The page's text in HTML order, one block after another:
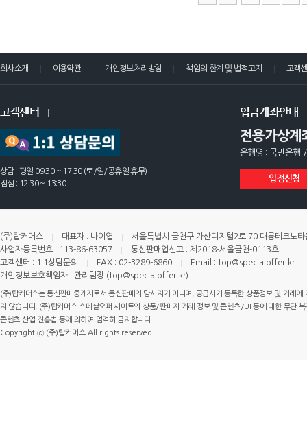
회사소개 이용약관 개인정보처리방침 책임의 한계 및 법적고지 고객
고객센터
상담 : 평일 09:30 ~ 17:30 (토/일/공휴일 휴무)
점심 : 12:30 ~ 13:30
입금계좌안내
전용가상계
은행명 : 국민은행
입점신청
(주)탑커머스 대표자 : 나이엽
서울특별시 금천구 가산디지털2로 70 대륭테크노
사업자등록번호 : 113-86-63057
통신판매업신고 : 제2018-서울금천-0113호
고객센터 : 1:1상담문의
FAX : 02-3289-6860
Email : top@specialoffer.kr
개인정보보호책임자 : 관리팀장 (top@specialoffer.kr)
(주)탑커머스는 통신판매중개자로서 통신판매의 당사자가 아니며, 공급사가 등록한 상품정보 및 거래
지 않습니다. (주)탑커머스 스페셜오퍼 사이트의 상품/판매자 거래 정보 및 콘텐츠/UI 등에 대한 무단
콘텐츠 산업 진흥법 등에 의하여 엄격히 금지합니다.
Copyright ⓒ (주)탑커머스 All rights reserved.